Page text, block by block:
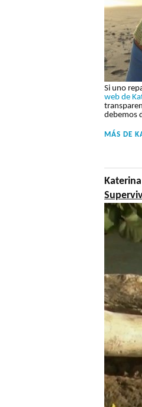
Si uno
web de
debemos
MÁS DE